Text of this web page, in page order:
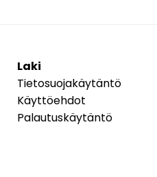
Laki
Tietosuojakäytäntö
Käyttöehdot
Palautuskäytäntö